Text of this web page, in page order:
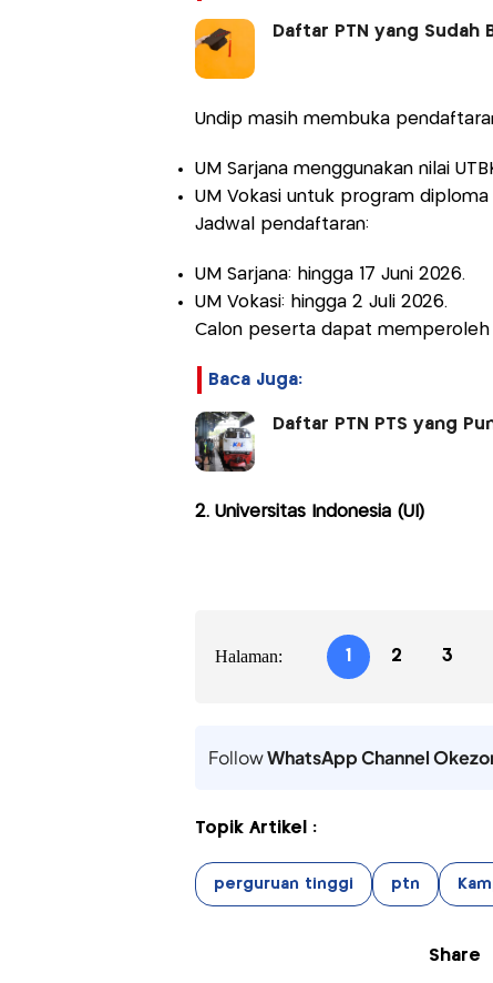
Daftar PTN yang Sudah
Undip masih membuka
UM Sarjana menggunakan nilai
UM Vokasi untuk program
Jadwal pendaftaran:
UM Sarjana: hingga 17 Juni 2026.
UM Vokasi: hingga 2 Juli 2026.
Calon peserta dapat memperoleh
Baca Juga:
Daftar PTN PTS yang
2. Universitas Indonesia (UI)
Halaman: 1 2 3
FollowWhatsApp Channel
Topik Artikel :
perguruan tinggi ptn
Share